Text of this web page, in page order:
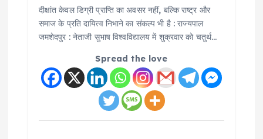
दीक्षांत केवल डिग्री प्राप्ति का अवसर नहीं, बल्कि राष्ट्र और
समाज के प्रति दायित्व निभाने का संकल्प भी है : राज्यपाल
जमशेदपुर : नेताजी सुभाष विश्वविद्यालय में शुक्रवार को चतुर्थ…
Spread the love